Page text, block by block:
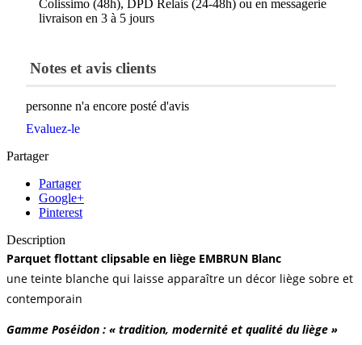
Colissimo (48h), DPD Relais (24-48h) ou en messagerie
livraison en 3 à 5 jours
Notes et avis clients
personne n'a encore posté d'avis
Evaluez-le
Partager
Partager
Google+
Pinterest
Description
Parquet flottant clipsable en liège EMBRUN Blanc
une teinte blanche qui laisse apparaître un décor liège sobre et
contemporain
Gamme Poséidon : « tradition, modernité et qualité du liège »